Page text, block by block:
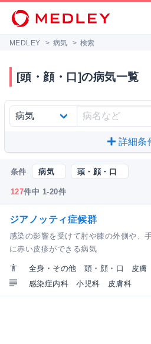
MEDLEY > 病気 > 検索
[頭・顔・口]の病気一覧
詳細条
条件 病気 頭・顔・口
127件中 1-20件
ジアノッティ症候群
感染の影響を受けて肘や膝の外側や、
に赤い皮疹ができる病気
全身・その他 頭・顔・口
皮膚
感染症内科
小児科 皮膚科